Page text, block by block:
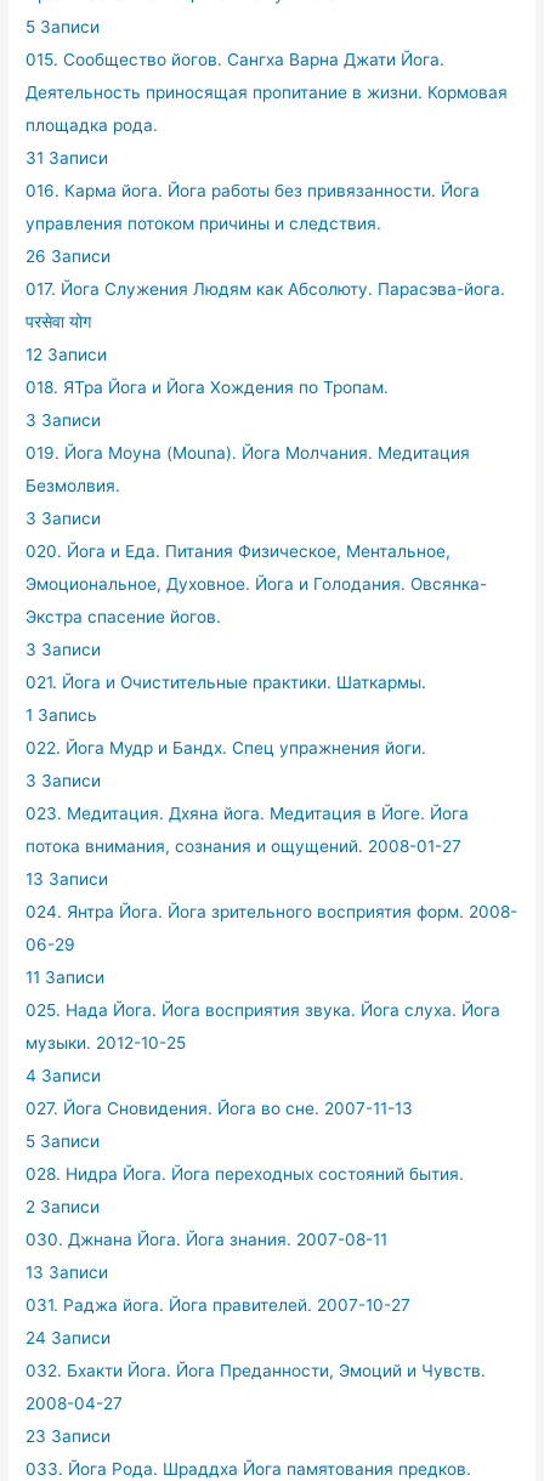
5 Записи
015. Сообщество йогов. Сангха Варна Джати Йога.
Деятельность приносящая пропитание в жизни. Кормовая
площадка рода.
31 Записи
016. Карма йога. Йога работы без привязанности. Йога
управления потоком причины и следствия.
26 Записи
017. Йога Служения Людям как Абсолюту. Парасэва-йога.
परसेवा योग
12 Записи
018. ЯТра Йога и Йога Хождения по Тропам.
3 Записи
019. Йога Моуна (Mouna). Йога Молчания. Медитация
Безмолвия.
3 Записи
020. Йога и Еда. Питания Физическое, Ментальное,
Эмоциональное, Духовное. Йога и Голодания. Овсянка-
Экстра спасение йогов.
3 Записи
021. Йога и Очистительные практики. Шаткармы.
1 Запись
022. Йога Мудр и Бандх. Спец упражнения йоги.
3 Записи
023. Медитация. Дхяна йога. Медитация в Йоге. Йога
потока внимания, сознания и ощущений. 2008-01-27
13 Записи
024. Янтра Йога. Йога зрительного восприятия форм. 2008-
06-29
11 Записи
025. Нада Йога. Йога восприятия звука. Йога слуха. Йога
музыки. 2012-10-25
4 Записи
027. Йога Сновидения. Йога во сне. 2007-11-13
5 Записи
028. Нидра Йога. Йога переходных состояний бытия.
2 Записи
030. Джнана Йога. Йога знания. 2007-08-11
13 Записи
031. Раджа йога. Йога правителей. 2007-10-27
24 Записи
032. Бхакти Йога. Йога Преданности, Эмоций и Чувств.
2008-04-27
23 Записи
033. Йога Рода. Шраддха Йога памятования предков.